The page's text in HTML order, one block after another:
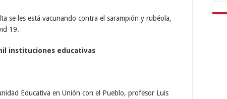
se les está vacunando contra el sarampión y rubéola,
19.
instituciones educativas
Educativa en Unión con el Pueblo, profesor Luis